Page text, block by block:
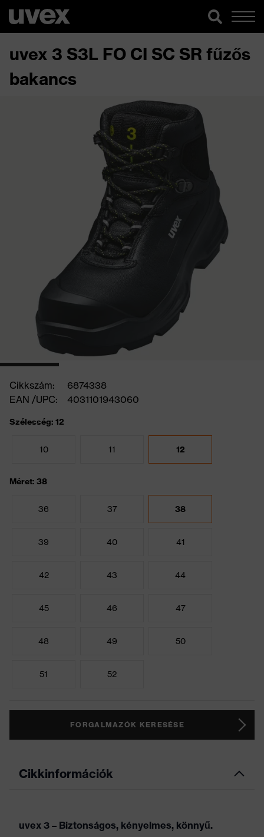
uvex 3 S3L FO CI SC SR fűzős
bakancs
Cikkszám:
6874338
EAN /UPC:
4031101943060
Szélesség: 12
10 11 12
Méret: 38
36 37 38
39 40 41
42 43 44
45 46 47
48 49 50
51 52
FORGALMAZÓK KERESÉSE
Cikkinformációk
uvex 3 – Biztonságos, kényelmes, könnyű.